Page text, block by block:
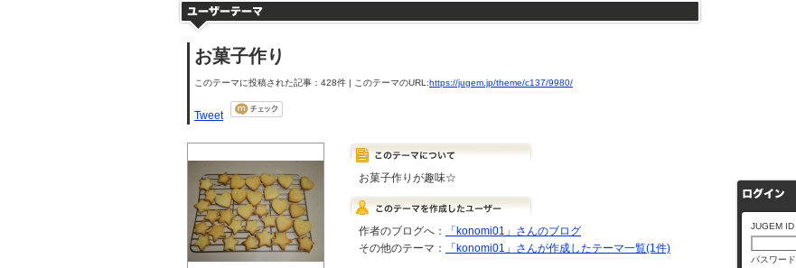
お菓子作り
このテーマに投稿された記事：428件 | このテーマのURL:https://jugem.jp/theme/c137/9980/
Tweet
お菓子作りが趣味☆
作者のブログへ：
「konomi01」さんのブログ
その他のテーマ：
「konomi01」さんが作成したテーマ一覧(1件)
JUGEM ID
パスワード